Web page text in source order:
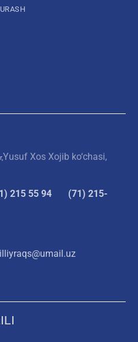
Yusuf Xos Xojib ko‘chasi,
215 55 94
(71) 215-